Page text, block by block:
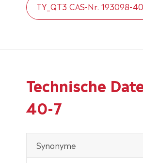
TY_QT3 CAS-Nr. 193098-
Technische
40-7
Synonyme